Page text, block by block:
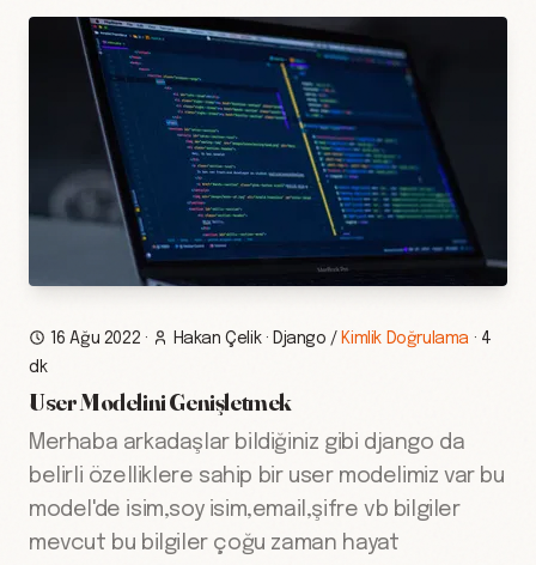
16 Ağu 2022 · Hakan Çelik· Django / Kimlik Doğrulama · 4
dk
User Modelini Genişletmek
Merhaba arkadaşlar bildiğiniz gibi django da
belirli özelliklere sahip bir user modelimiz var bu
model'de isim,soy isim,email,şifre vb bilgiler
mevcut bu bilgiler çoğu zaman hayat